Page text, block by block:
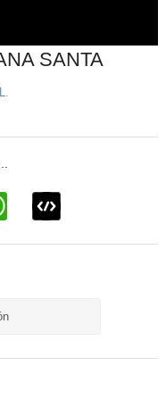
SANTA